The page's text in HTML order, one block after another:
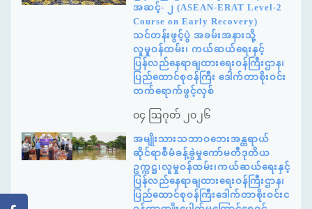
အဆင့်- ၂ (ASEAN-ERAT Level-2
Course on Early Recovery)
သင်တန်းဖွင့်ပွဲ အခမ်းအနားသို့
လူမှုဝန်ထမ်း၊ ကယ်ဆယ်ရေးနှင့်
ပြန်လည်နေရာချထားရေးဝန်ကြီးဌာန၊
ပြည်ထောင်စုဝန်ကြီး ဒေါက်တာစိုးဝင်း
တက်ရောက်ဖွင့်လှစ်
၀၄ ဩဂုတ် ၂၀၂၆
အမျိုးသားသဘာဝဘေးအန္တရာယ်
ဆိုင်ရာစီမံခန့်ခွဲမှုကော်မတီဒုတိယ
ဥက္ကဋ္ဌ၊လူမှုဝန်ထမ်း၊ကယ်ဆယ်ရေးနှင့်
ပြန်လည်နေရာချထားရေးဝန်ကြီးဌာန၊
ပြည်ထောင်စုဝန်ကြီးဒေါက်တာစိုးဝင်းင